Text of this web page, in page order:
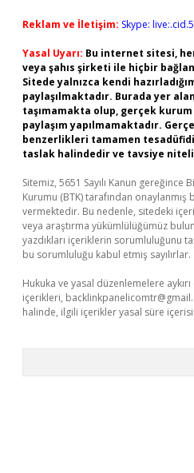
Reklam ve İletişim: Skype:
Yasal Uyarı: Bu internet sitesi,
veya şahıs şirketi ile hiçbir
Sitede yalnızca kendi
paylaşılmaktadır. Burada yer
taşımamakta olup, gerçek
paylaşım yapılmamaktadır.
benzerlikleri tamamen
taslak halindedir ve tavsiye
Sitemiz, 5651 Sayılı Kanun
Kurumu (BTK) tarafından onaylanmış
vermektedir. Bu nedenle, sitedeki
veya araştırma yükümlülüğümüz
yazdıkları içeriklerin sorumluluğunu
bu sorumluluğu kabul etmiş sayılırlar.
Hukuka ve yasal düzenlemelere
içerikleri,
halinde, ilgili içerikler yasal süre